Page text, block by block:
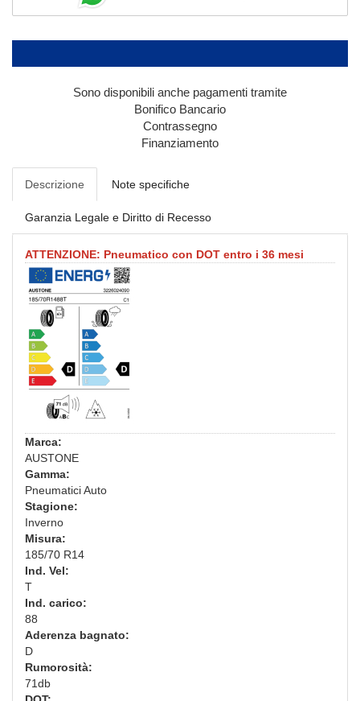
Sono disponibili anche pagamenti tramite
Bonifico Bancario
Contrassegno
Finanziamento
Descrizione Note specifiche
Garanzia Legale e Diritto di Recesso
ATTENZIONE: Pneumatico con DOT entro i 36 mesi
Marca:
AUSTONE
Gamma:
Pneumatici Auto
Stagione:
Inverno
Misura:
185/70 R14
Ind. Vel:
T
Ind. carico:
88
Aderenza bagnato:
D
Rumorosità:
71db